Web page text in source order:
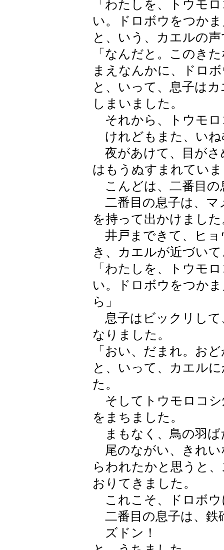
「わたしを、トウモ
い。ドロボウをつか
と、いう、カエルの
「なんだと。このき
まえなんかに、ドロ
と、いって、息子は
しまいました。
それから、トウモロ
けれどもまた、いね
夜があけて、目がさ
はもうぬすまれてい
こんどは、二番目の
二番目の息子は、マ
を持って出かけました
井戸まできて、ヒョ
き、カエルが近づい
「わたしを、トウモ
い。ドロボウをつか
ら」
息子はビックリして
なりました。
「おい、だまれ。お
と、いって、カエル
た。
そしてトウモロコシ
をまちました。
まもなく、鳥の羽ば
尾のながい、きれい
らわれたかと思うと
おりてきました。
これこそ、ドロボウ
二番目の息子は、鉄
ズドン！